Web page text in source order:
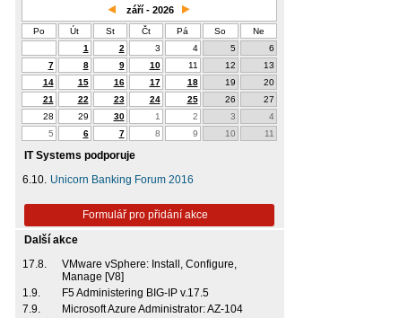
září - 2026
Po Út St Čt Pá So
Ne
1
2 3 4 5
6
7
8 9 10 11 12
13
14
15 16 17 18 19
20
21
22 23 24 25 26
27
28
29 30 1 2 3
4
5
6 7 8 9 10 11
IT Systems podporuje
6.10. Unicorn Banking Forum 2016
Formulář pro přidání akce
Další akce
17.8.
VMware vSphere: Install, Configure,
Manage [V8]
1.9.
F5 Administering BIG-IP v.17.5
7.9.
Microsoft Azure Administrator: AZ-104